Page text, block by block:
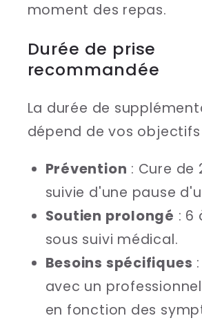
moment des repas.
Durée de prise
recommandée
La durée de
dépend de vos objectifs
Prévention : Cure de
suivie d'une pause
Soutien prolongé : 6
sous suivi médical.
Besoins spécifiques
avec un
en fonction des